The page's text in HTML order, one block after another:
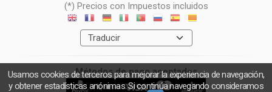
(*) Precios con Impuestos incluidos
Métodos de pago aceptados
Usamos cookies de terceros para mejorar la experiencia de navegación,
y obtener estadísticas anónimas. Si continúa navegando consideramos